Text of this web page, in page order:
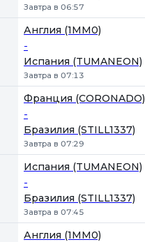
Завтра в 06:57
Англия (1MM0)
-
Испания (TUMANEON)
Завтра в 07:13
Франция (CORONADO)
-
Бразилия (STILL1337)
Завтра в 07:29
Испания (TUMANEON)
-
Бразилия (STILL1337)
Завтра в 07:45
Англия (1MM0)